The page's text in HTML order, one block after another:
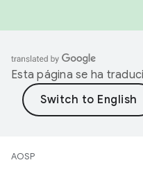
Esta página se ha
AOSP